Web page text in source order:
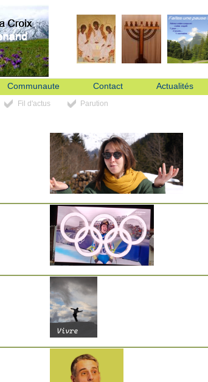
Communaute Contact Actualités
Fil d'actus Parution